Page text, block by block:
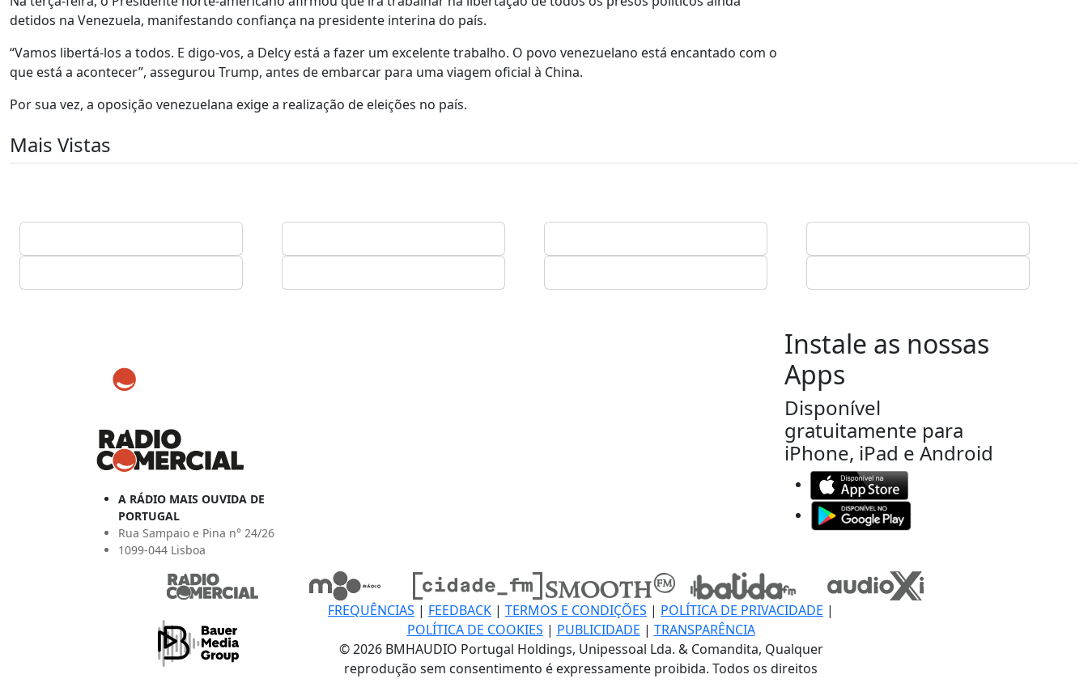
detidos na Venezuela, manifestando confiança na presidente interina do país.
“Vamos libertá-los a todos. E digo-vos, a Delcy está a fazer um excelente trabalho. O povo venezuelano está encantado com o
que está a acontecer”, assegurou Trump, antes de embarcar para uma viagem oficial à China.
Por sua vez, a oposição venezuelana exige a realização de eleições no país.
Mais Vistas
A RÁDIO MAIS OUVIDA DE
PORTUGAL
Rua Sampaio e Pina n° 24/26
1099-044 Lisboa
Instale as nossas
Apps
Disponível
gratuitamente para
iPhone, iPad e Android
FREQUÊNCIAS | FEEDBACK | TERMOS E CONDIÇÕES | POLÍTICA DE PRIVACIDADE |
POLÍTICA DE COOKIES | PUBLICIDADE | TRANSPARÊNCIA
© 2026 BMHAUDIO Portugal Holdings, Unipessoal Lda. & Comandita, Qualquer
reprodução sem consentimento é expressamente proibida. Todos os direitos